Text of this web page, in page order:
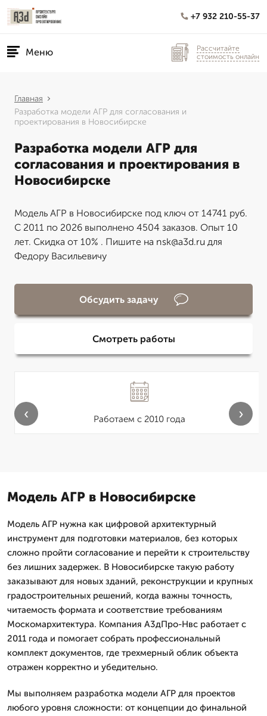
+7 932 210-55-37
Меню
Рассчитайте
стоимость онлайн
Главная
Разработка модели АГР для согласования и
проектирования в Новосибирске
Разработка модели АГР для
согласования и проектирования в
Новосибирске
Модель АГР в Новосибирске под ключ от 14741 руб.
С 2011 по 2026 выполнено 4504 заказов. Опыт 10
лет. Скидка от 10% . Пишите на nsk@a3d.ru для
Федору Васильевичу
Обсудить задачу
Смотреть работы
Работаем с 2010 года
‹ ›
Модель АГР в Новосибирске
Модель АГР нужна как цифровой архитектурный
инструмент для подготовки материалов, без которых
сложно пройти согласование и перейти к строительству
без лишних задержек. В Новосибирске такую работу
заказывают для новых зданий, реконструкции и крупных
градостроительных решений, когда важны точность,
читаемость формата и соответствие требованиям
Москомархитектура. Компания А3дПро-Нвс работает с
2011 года и помогает собрать профессиональный
комплект документов, где трехмерный облик объекта
отражен корректно и убедительно.
Мы выполняем разработка модели АГР для проектов
любого уровня сложности: от концепции до финальной